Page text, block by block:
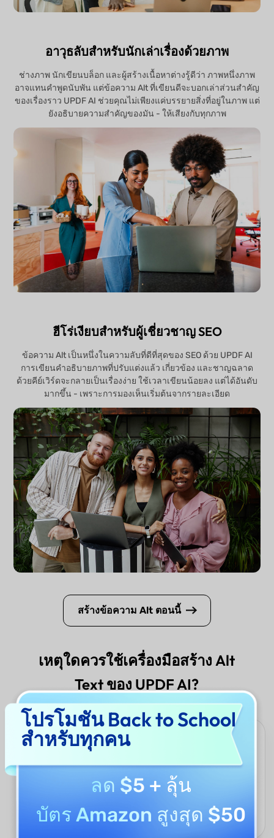
อาวุธลับสำหรับนักเล่าเรื่องด้วยภาพ
ช่างภาพ นักเขียนบล็อก และผู้สร้างเนื้อหาต่างรู้ดีว่า ภาพหนึ่งภาพ
อาจแทนคำพูดนับพัน แต่ข้อความ Alt ที่เขียนดีจะบอกเล่าส่วนสำคัญ
ของเรื่องราว UPDF AI ช่วยคุณไม่เพียงแค่บรรยายสิ่งที่อยู่ในภาพ แต่
ยังอธิบายความสำคัญของมัน - ให้เสียงกับทุกภาพ
ฮีโร่เงียบสำหรับผู้เชี่ยวชาญ SEO
ข้อความ Alt เป็นหนึ่งในความลับที่ดีที่สุดของ SEO ด้วย UPDF AI
การเขียนคำอธิบายภาพที่ปรับแต่งแล้ว เกี่ยวข้อง และชาญฉลาด
ด้วยคีย์เวิร์ดจะกลายเป็นเรื่องง่าย ใช้เวลาเขียนน้อยลง แต่ได้อันดับ
มากขึ้น - เพราะการมองเห็นเริ่มต้นจากรายละเอียด
สร้างข้อความ Alt ตอนนี้
เหตุใดควรใช้เครื่องมือสร้าง Alt
Text ของ UPDF AI?
คำอธิบายภาพตามบริบท
ไม่มีเนื้อหาทั่วไปแบบไร้สาระ เช่น “ภาพของชายกำลังยิ้ม” อีกต่อไป
เครื่องมือสร้าง Alt Text ของ UPDF AI สร้าง Alt Text ที่จับภาพถึงสาระ
สำคัญของภาพ—ภาพแสดงอะไร มีความหมายอะไร และเหตุใดจึง
สำคัญ ไม่ว่าจะเป็นภาพสินค้า ช่วงเวลาที่เป็นธรรมชาติ หรือกราฟใน
รายงานของคุณ ภาพมิติของคุณสุดท้ายก็จะได้รับคำอธิบายที่มี
ประโยชน์และเหมาะสม
โปรโมชัน Back to School
สำหรับทุกคน
ลด $5 + ลุ้น
บัตร Amazon สูงสุด $50